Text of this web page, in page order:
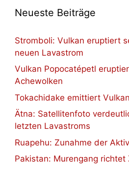
Neueste Beiträge
Stromboli: Vulkan eruptiert
neuen Lavastrom
Vulkan Popocatépetl
Achewolken
Tokachidake emittiert
Ätna: Satellitenfoto
letzten Lavastroms
Ruapehu: Zunahme der
Pakistan: Murengang richtet